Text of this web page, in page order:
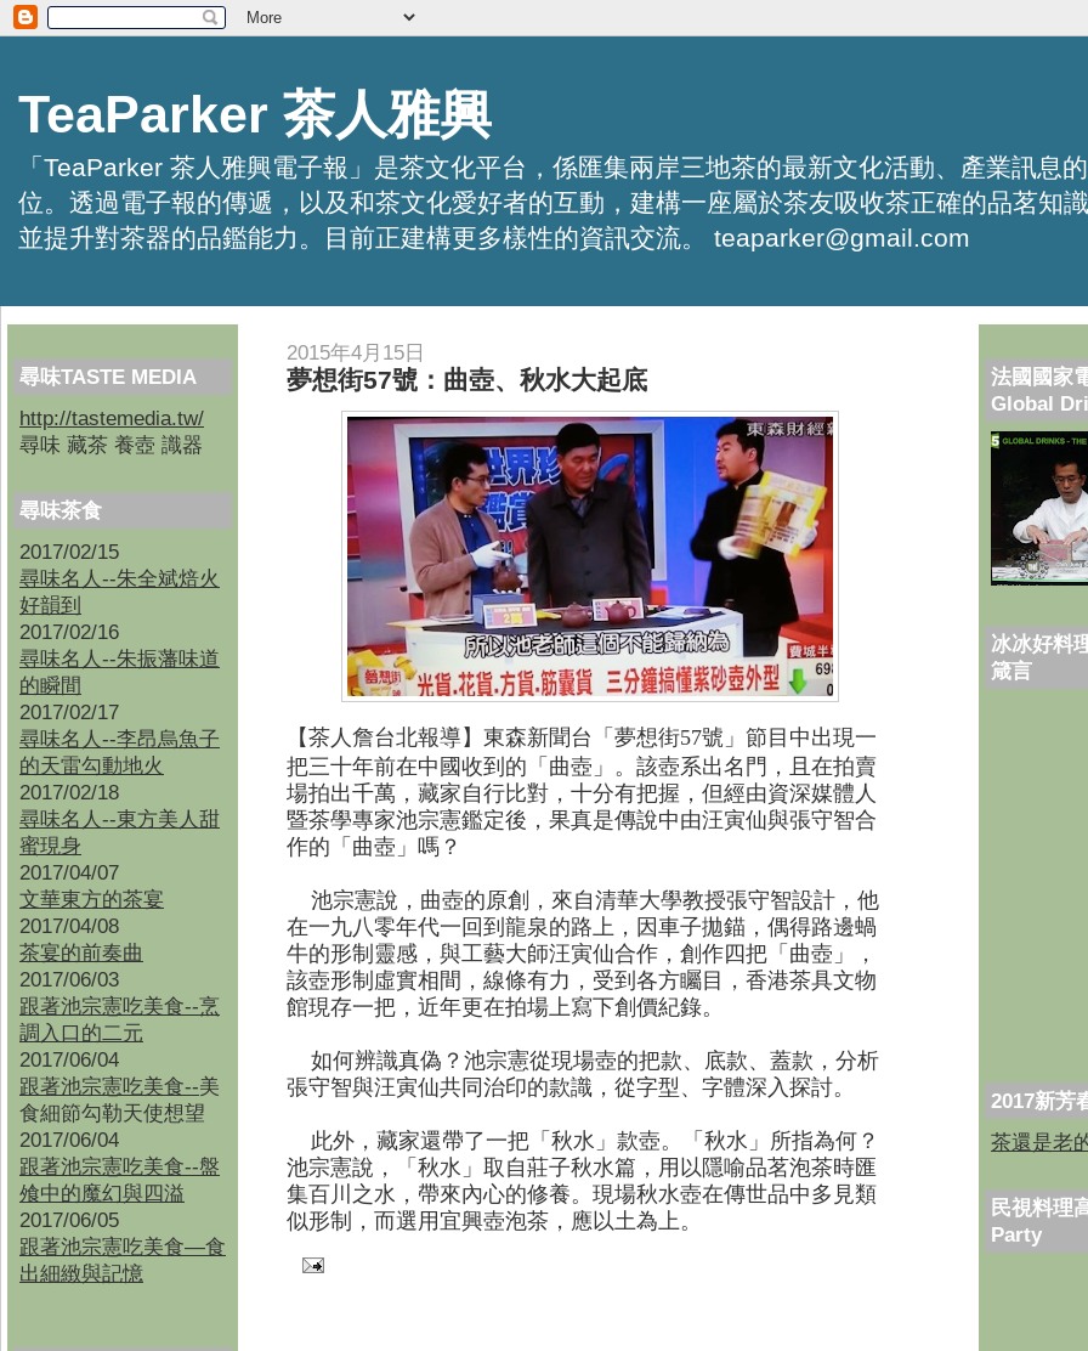
TeaParker 茶人雅興
「TeaParker 茶人雅興電子報」是茶文化平台，係匯集兩岸三地茶的最新文化活動、產業訊息
位。透過電子報的傳遞，以及和茶文化愛好者的互動，建構一座屬於茶友吸收茶正確的品茗知
並提升對茶器的品鑑能力。目前正建構更多樣性的資訊交流。 teaparker@gmail.com
尋味TASTE MEDIA
http://tastemedia.tw/
尋味 藏茶 養壺 識器
尋味茶食
2017/02/15
尋味名人--朱全斌焙火
好韻到
2017/02/16
尋味名人--朱振藩味道
的瞬間
2017/02/17
尋味名人--李昂烏魚子
的天雷勾動地火
2017/02/18
尋味名人--東方美人甜
蜜現身
2017/04/07
文華東方的茶宴
2017/04/08
茶宴的前奏曲
2017/06/03
跟著池宗憲吃美食--烹
調入口的二元
2017/06/04
跟著池宗憲吃美食--美
食細節勾勒天使想望
2017/06/04
跟著池宗憲吃美食--盤
飧中的魔幻與四溢
2017/06/05
跟著池宗憲吃美食—食
出細緻與記憶
2015年4月15日
夢想街57號：曲壺、秋水大起底
【茶人詹台北報導】 東森新聞台「夢想街57號」節目中出現一
把三十年前在中國收到的「曲壺」。該壺系出名門，且在拍賣
場拍出千萬，藏家自行比對，十分有把握，但經由資深媒體人
暨茶學專家池宗憲鑑定後，果真是傳說中由汪寅仙與張守智合
作的「曲壺」嗎？
池宗憲說，曲壺的原創，來自清華大學教授張守智設計，他
在一九八零年代一回到龍泉的路上，因車子拋錨，偶得路邊蝸
牛的形制靈感，與工藝大師汪寅仙合作，創作四把「曲壺」，
該壺形制虛實相間，線條有力，受到各方矚目，香港茶具文物
館現存一把，近年更在拍場上寫下創價紀錄。
如何辨識真偽？池宗憲從現場壺的把款、底款、蓋款，分析
張守智與汪寅仙共同治印的款識，從字型、字體深入探討。
此外，藏家還帶了一把「秋水」款壺。「秋水」所指為何？
池宗憲說，「秋水」取自莊子秋水篇，用以隱喻品茗泡茶時匯
集百川之水，帶來內心的修養。現場秋水壺在傳世品中多見類
似形制，而選用宜興壺泡茶，應以土為上。
法國國家
Global
冰冰好料
箴言
2017新芳
茶還是老
民視料理
Party